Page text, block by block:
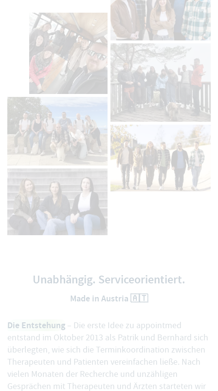
Unabhängig. Serviceorientiert.
Made in Austria 🇦🇹
Die Entstehung – Die erste Idee zu appointmed
entstand im Oktober 2013 als Patrik und Bernhard sich
überlegten, wie sich die Terminkoordination zwischen
Therapeuten und Patienten vereinfachen ließe. Nach
vielen Monaten der Recherche und unzähligen
Gesprächen mit Therapeuten und Ärzten starteten wir